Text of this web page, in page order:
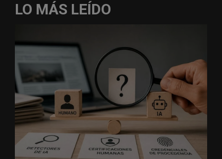
LO MÁS LEÍDO